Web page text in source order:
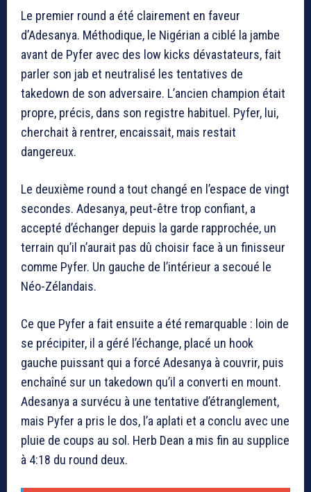
Le premier round a été clairement en faveur
d’Adesanya. Méthodique, le Nigérian a ciblé la jambe
avant de Pyfer avec des low kicks dévastateurs, fait
parler son jab et neutralisé les tentatives de
takedown de son adversaire. L’ancien champion était
propre, précis, dans son registre habituel. Pyfer, lui,
cherchait à rentrer, encaissait, mais restait
dangereux.
Le deuxième round a tout changé en l’espace de vingt
secondes. Adesanya, peut-être trop confiant, a
accepté d’échanger depuis la garde rapprochée, un
terrain qu’il n’aurait pas dû choisir face à un finisseur
comme Pyfer. Un gauche de l’intérieur a secoué le
Néo-Zélandais.
Ce que Pyfer a fait ensuite a été remarquable : loin de
se précipiter, il a géré l’échange, placé un hook
gauche puissant qui a forcé Adesanya à couvrir, puis
enchaîné sur un takedown qu’il a converti en mount.
Adesanya a survécu à une tentative d’étranglement,
mais Pyfer a pris le dos, l’a aplati et a conclu avec une
pluie de coups au sol. Herb Dean a mis fin au supplice
à 4:18 du round deux.